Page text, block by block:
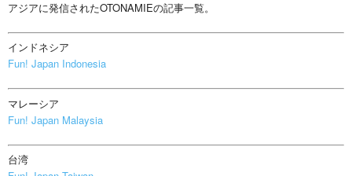
アジアに発信されたOTONAMIEの記事一覧。
インドネシア
Fun! Japan Indonesia
マレーシア
Fun! Japan Malaysia
台湾